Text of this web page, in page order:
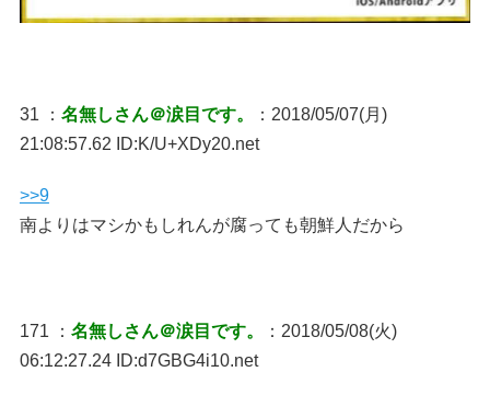
31 ： 名無しさん＠涙目です。
：2018/05/07(月)
21:08:57.62 ID:K/U+XDy20.net
>>9
南よりはマシかもしれんが腐っても朝鮮人だから
171 ： 名無しさん＠涙目です。
：2018/05/08(火)
06:12:27.24 ID:d7GBG4i10.net